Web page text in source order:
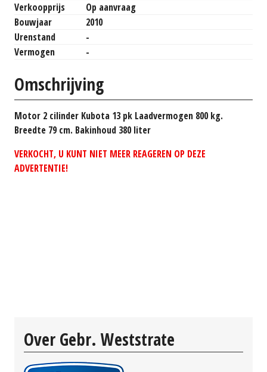
Verkoopprijs
Op aanvraag
Bouwjaar
2010
Urenstand
-
Vermogen
-
Omschrijving
Motor 2 cilinder Kubota 13 pk Laadvermogen 800 kg.
Breedte 79 cm. Bakinhoud 380 liter
VERKOCHT, U KUNT NIET MEER REAGEREN OP DEZE
ADVERTENTIE!
Over Gebr. Weststrate